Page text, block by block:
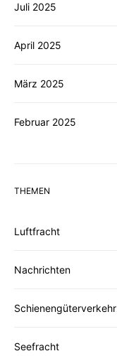
Juli 2025
April 2025
März 2025
Februar 2025
THEMEN
Luftfracht
Nachrichten
Schienengüterverkehr
Seefracht